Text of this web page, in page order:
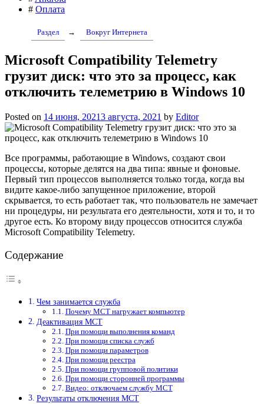
# Оплата
Раздел → Вокруг Интернета
Microsoft Compatibility Telemetry
грузит диск: что это за процесс, как
отключить телеметрию в Windows 10
Posted on 14 июня, 20213 августа, 2021 by Editor
Все программы, работающие в Windows, создают свои
процессы, которые делятся на два типа: явные и фоновые.
Первый тип процессов выполняется только тогда, когда вы
видите какое-либо запущенное приложение, второй
скрывается, то есть работает так, что пользователь не замечает
ни процедуры, ни результата его деятельности, хотя и то, и то
другое есть. Ко второму виду процессов относится служба
Microsoft Compatibility Telemetry.
Содержание
Чем занимается служба
Почему MCT нагружает компьютер
Деактивация MCT
При помощи выполнения команд
При помощи списка служб
При помощи параметров
При помощи реестра
При помощи групповой политики
При помощи сторонней программы
Видео: отключаем службу MCT
Результаты отключения MCT